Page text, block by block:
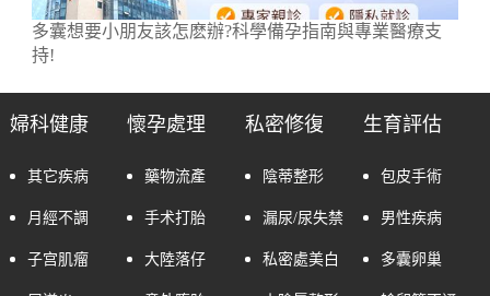
多囊想要小朋友該怎麽辦?科學備孕指南與專業醫療支
持!
婦科健康
其它疾病
月經不調
子宫肌瘤
懷孕處理
藥物流產
手术打胎
大陸落仔
私密修復
陰蒂整形
漏尿/尿失禁
私密處美白
生育評估
包皮手術
男性疾病
多囊卵巢